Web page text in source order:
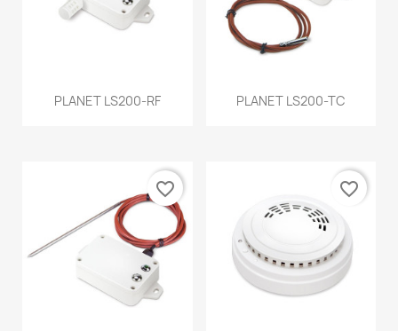
PLANET LS200-RF PLANET LS200-TC
favorite_border favorite_border